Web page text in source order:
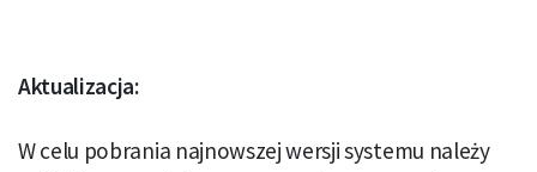
Aktualizacja:
W celu pobrania najnowszej wersji systemu należy